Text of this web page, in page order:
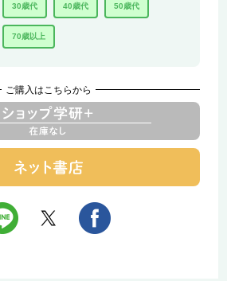
30歳代 40歳代 50歳代
70歳以上
ご購入はこちらから